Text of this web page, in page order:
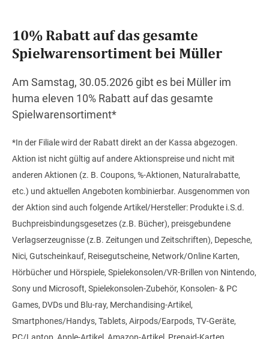
10% Rabatt auf das gesamte
Spielwarensortiment bei Müller
Am Samstag, 30.05.2026 gibt es bei Müller im
huma eleven 10% Rabatt auf das gesamte
Spielwarensortiment*
*In der Filiale wird der Rabatt direkt an der Kassa abgezogen.
Aktion ist nicht gültig auf andere Aktionspreise und nicht mit
anderen Aktionen (z. B. Coupons, %-Aktionen, Naturalrabatte,
etc.) und aktuellen Angeboten kombinierbar. Ausgenommen von
der Aktion sind auch folgende Artikel/Hersteller: Produkte i.S.d.
Buchpreisbindungsgesetzes (z.B. Bücher), preisgebundene
Verlagserzeugnisse (z.B. Zeitungen und Zeitschriften), Depesche,
Nici, Gutscheinkauf, Reisegutscheine, Network/Online Karten,
Hörbücher und Hörspiele, Spielekonsolen/VR-Brillen von Nintendo,
Sony und Microsoft, Spielekonsolen-Zubehör, Konsolen- & PC
Games, DVDs und Blu-ray, Merchandising-Artikel,
Smartphones/Handys, Tablets, Airpods/Earpods, TV-Geräte,